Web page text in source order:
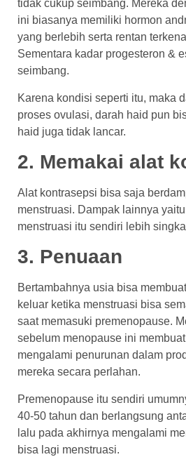
tidak cukup seimbang. Mereka
ini biasanya memiliki hormon
yang berlebih serta rentan
Sementara kadar progesteron &
seimbang.
Karena kondisi seperti itu, maka
proses ovulasi, darah haid pun
haid juga tidak lancar.
2. Memakai alat
Alat kontrasepsi bisa saja
menstruasi. Dampak lainnya
menstruasi itu sendiri lebih
3. Penuaan
Bertambahnya usia bisa
keluar ketika menstruasi bisa
saat memasuki premenopause.
sebelum menopause ini
mengalami penurunan dalam
mereka secara perlahan.
Premenopause itu sendiri
40-50 tahun dan berlangsung
lalu pada akhirnya mengalami
bisa lagi menstruasi.